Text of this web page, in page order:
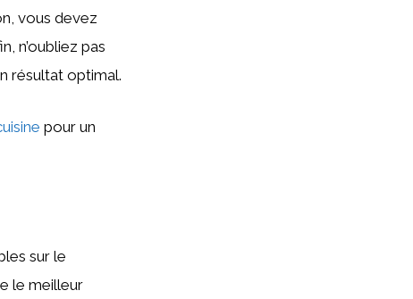
vous devez
n’oubliez pas
résultat optimal.
pour un
sur le
le meilleur